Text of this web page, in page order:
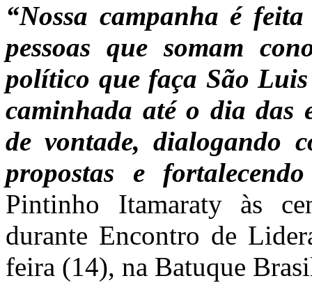
“Nossa campanha é
pessoas que somam
político que faça São
caminhada até o dia das
de vontade, dialogando
propostas e
Pintinho Itamaraty às
durante Encontro de
feira (14), na Batuque